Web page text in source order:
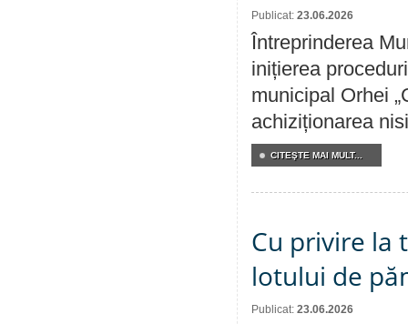
Publicat: 23.06.2026
Întreprinderea
inițierea
municipal Orhei
achiziționarea
CITEŞTE MAI MULT...
Cu privire la
lotului de
Publicat: 23.06.2026